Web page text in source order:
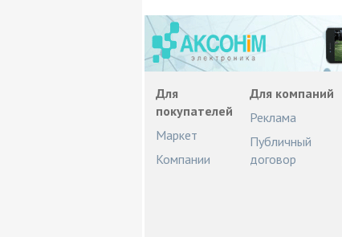
Для
покупателей
Маркет
Компании
Для компаний
Реклама
Публичный
договор